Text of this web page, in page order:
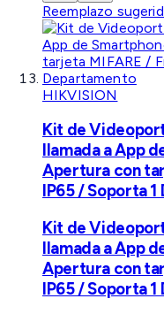
Reemplazo
HIKVISION
Kit de
llamada a App
Apertura con
IP65 / Soporta
Kit de
llamada a App
Apertura con
IP65 / Soporta